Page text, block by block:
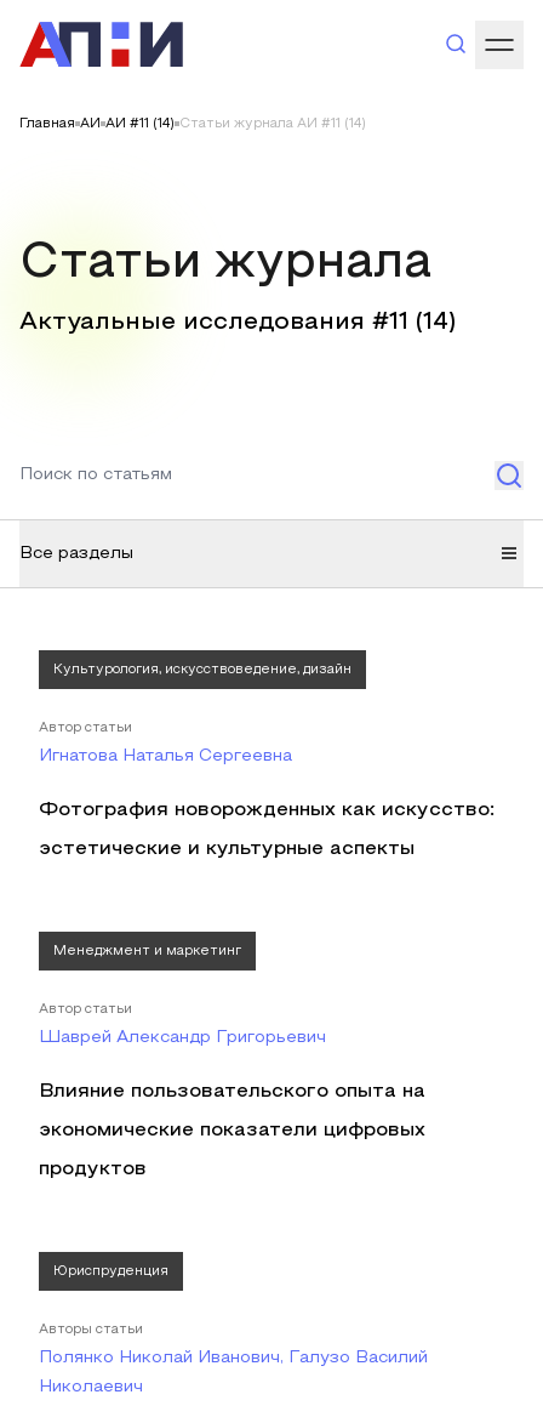
Главная АИ АИ #11 (14) Статьи журнала АИ #11 (14)
Статьи журнала
Актуальные исследования #11 (14)
Все разделы
Культурология, искусствоведение, дизайн
Автор статьи
Игнатова Наталья Сергеевна
Фотография новорожденных как искусство:
эстетические и культурные аспекты
Менеджмент и маркетинг
Автор статьи
Шаврей Александр Григорьевич
Влияние пользовательского опыта на
экономические показатели цифровых
продуктов
Юриспруденция
Авторы статьи
Полянко Николай Иванович, Галузо Василий
Николаевич